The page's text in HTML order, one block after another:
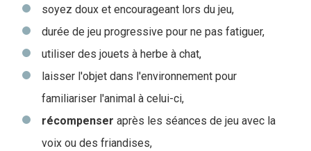
soyez doux et encourageant lors du jeu,
durée de jeu progressive pour ne pas fatiguer,
utiliser des jouets à herbe à chat,
laisser l'objet dans l'environnement pour
familiariser l'animal à celui-ci,
récompenser après les séances de jeu avec la
voix ou des friandises,